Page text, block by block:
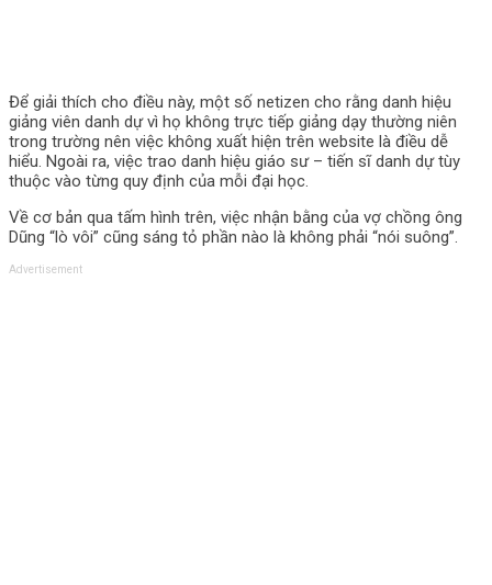
Để giải thích cho điều này, một số netizen cho rằng danh hiệu
giảng viên danh dự vì họ không trực tiếp giảng dạy thường niên
trong trường nên việc không xuất hiện trên website là điều dễ
hiểu. Ngoài ra, việc trao danh hiệu giáo sư – tiến sĩ danh dự tùy
thuộc vào từng quy định của mỗi đại học.
Về cơ bản qua tấm hình trên, việc nhận bằng của vợ chồng ông
Dũng “lò vôi” cũng sáng tỏ phần nào là không phải “nói suông”.
Advertisement